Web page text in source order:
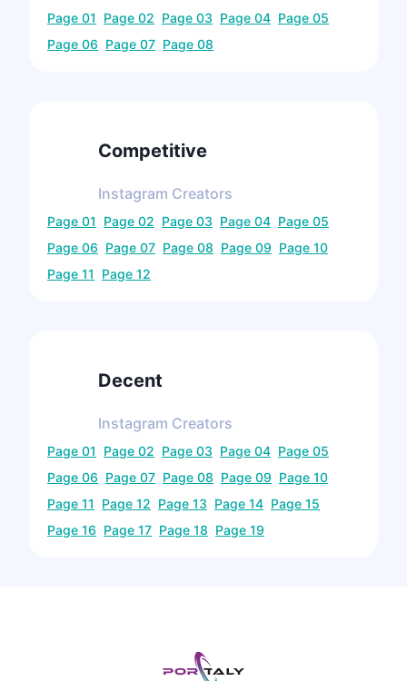
Page 01 Page 02 Page 03 Page 04 Page 05
Page 06 Page 07 Page 08
Competitive
Instagram Creators
Page 01 Page 02 Page 03 Page 04 Page 05
Page 06 Page 07 Page 08 Page 09 Page 10
Page 11 Page 12
Decent
Instagram Creators
Page 01 Page 02 Page 03 Page 04 Page 05
Page 06 Page 07 Page 08 Page 09 Page 10
Page 11 Page 12 Page 13 Page 14 Page 15
Page 16 Page 17 Page 18 Page 19